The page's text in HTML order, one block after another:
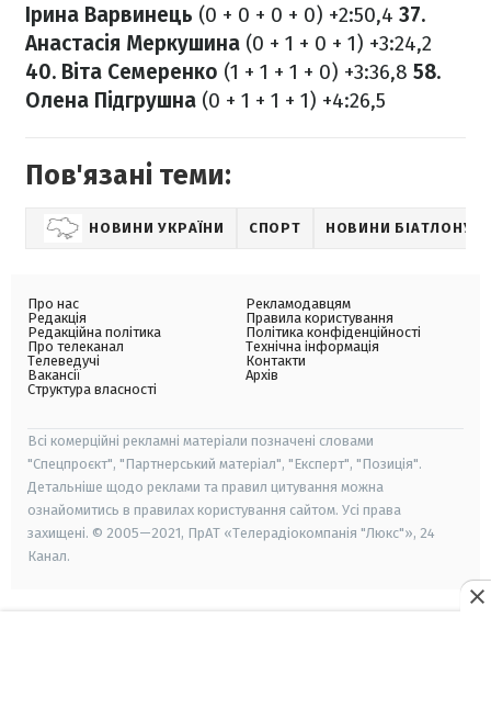
Ірина Варвинець (0 + 0 + 0 + 0) +2:50,4 37.
Анастасія Меркушина (0 + 1 + 0 + 1) +3:24,2
40. Віта Семеренко (1 + 1 + 1 + 0) +3:36,8 58.
Олена Підгрушна (0 + 1 + 1 + 1) +4:26,5
Пов'язані теми:
НОВИНИ УКРАЇНИ СПОРТ НОВИНИ БІАТЛОНУ
Про нас
Редакція
Редакційна політика
Про телеканал
Телеведучі
Вакансії
Структура власності
Рекламодавцям
Правила користування
Політика конфіденційності
Технічна інформація
Контакти
Архів
Всі комерційні рекламні матеріали позначені словами
"Спецпроєкт", "Партнерський матеріал", "Експерт", "Позиція".
Детальніше щодо реклами та правил цитування можна
ознайомитись в правилах користування сайтом. Усі права
захищені. © 2005—2021, ПрАТ «Телерадіокомпанія "Люкс"», 24
Канал.